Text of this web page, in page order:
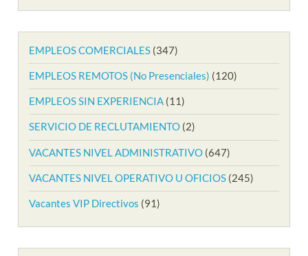
EMPLEOS COMERCIALES (347)
EMPLEOS REMOTOS (No Presenciales) (120)
EMPLEOS SIN EXPERIENCIA (11)
SERVICIO DE RECLUTAMIENTO (2)
VACANTES NIVEL ADMINISTRATIVO (647)
VACANTES NIVEL OPERATIVO U OFICIOS (245)
Vacantes VIP Directivos (91)